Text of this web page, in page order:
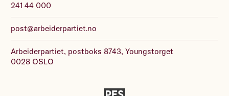
241 44 000
post@arbeiderpartiet.no
Arbeiderpartiet, postboks 8743, Youngstorget
0028 OSLO